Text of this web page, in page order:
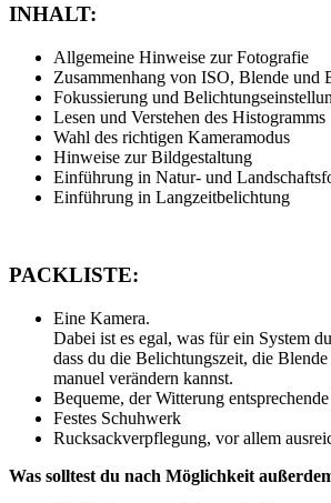
INHALT:
Allgemeine Hinweise zur Fotografie
Zusammenhang von ISO, Blende und
Fokussierung und
Lesen und Verstehen des Histogramms
Wahl des richtigen Kameramodus
Hinweise zur Bildgestaltung
Einführung in Natur- und
Einführung in Langzeitbelichtung
PACKLISTE:
Eine Kamera.
Dabei ist es egal, was für ein System
dass du die Belichtungszeit, die
manuel verändern kannst.
Bequeme, der Witterung
Festes Schuhwerk
Rucksackverpflegung, vor allem
Was solltest du nach Möglichkeit